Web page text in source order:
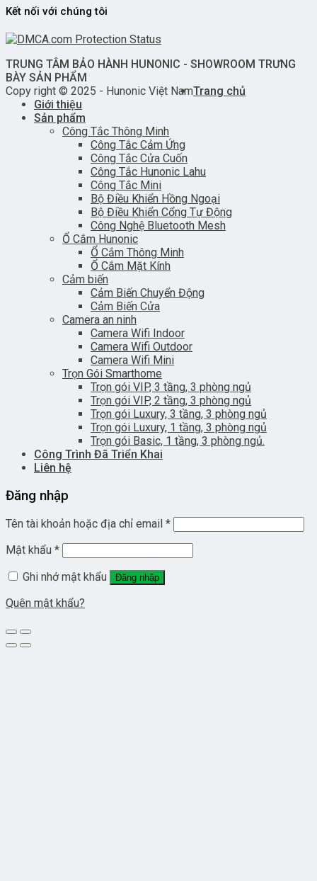
Kết nối với chúng tôi
TRUNG TÂM BẢO HÀNH HUNONIC - SHOWROOM TRƯNG
BÀY SẢN PHẨM
Copy right © 2025 - Hunonic Việt NamTrang chủ
Giới thiệu
Sản phẩm
Công Tắc Thông Minh
Công Tắc Cảm Ứng
Công Tắc Cửa Cuốn
Công Tắc Hunonic Lahu
Công Tắc Mini
Bộ Điều Khiển Hồng Ngoại
Bộ Điều Khiển Cổng Tự Động
Công Nghệ Bluetooth Mesh
Ổ Cắm Hunonic
Ổ Cắm Thông Minh
Ổ Cắm Mặt Kính
Cảm biến
Cảm Biến Chuyển Động
Cảm Biến Cửa
Camera an ninh
Camera Wifi Indoor
Camera Wifi Outdoor
Camera Wifi Mini
Trọn Gói Smarthome
Trọn gói VIP, 3 tầng, 3 phòng ngủ
Trọn gói VIP, 2 tầng, 3 phòng ngủ
Trọn gói Luxury, 3 tầng, 3 phòng ngủ
Trọn gói Luxury, 1 tầng, 3 phòng ngủ
Trọn gói Basic, 1 tầng, 3 phòng ngủ.
Công Trình Đã Triển Khai
Liên hệ
Đăng nhập
Tên tài khoản hoặc địa chỉ email *
Mật khẩu *
Ghi nhớ mật khẩu
Đăng nhập
Quên mật khẩu?